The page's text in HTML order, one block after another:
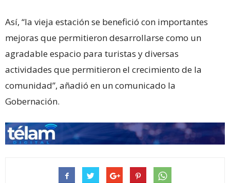
Así, “la vieja estación se benefició con importantes
mejoras que permitieron desarrollarse como un
agradable espacio para turistas y diversas
actividades que permitieron el crecimiento de la
comunidad”, añadió en un comunicado la
Gobernación.